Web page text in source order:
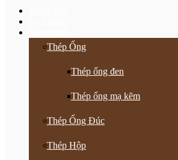
Thép Ống
Thép ống đen
Thép ống mạ kẽm
Thép Ống Đúc
Thép Hộp